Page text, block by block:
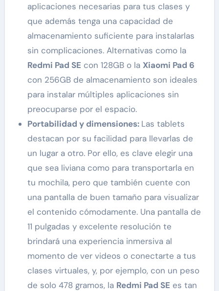
aplicaciones necesarias para tus clases y
que además tenga una capacidad de
almacenamiento suficiente para instalarlas
sin complicaciones. Alternativas como la
Redmi Pad SE con 128GB o la Xiaomi Pad 6
con 256GB de almacenamiento son ideales
para instalar múltiples aplicaciones sin
preocuparse por el espacio.
Portabilidad y dimensiones: Las tablets
destacan por su facilidad para llevarlas de
un lugar a otro. Por ello, es clave elegir una
que sea liviana como para transportarla en
tu mochila, pero que también cuente con
una pantalla de buen tamaño para visualizar
el contenido cómodamente. Una pantalla de
11 pulgadas y excelente resolución te
brindará una experiencia inmersiva al
momento de ver videos o conectarte a tus
clases virtuales, y, por ejemplo, con un peso
de solo 478 gramos, la Redmi Pad SE es tan